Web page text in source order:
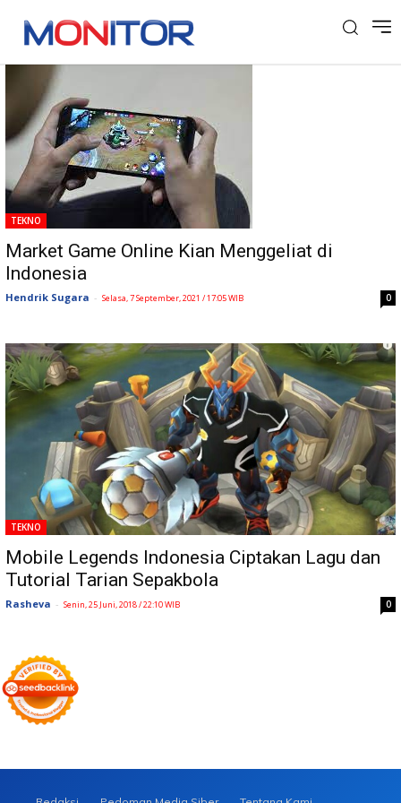
Tag: Mobile Legend
TEKNO
Market Game Online Kian Menggeliat di
Indonesia
Hendrik Sugara - Selasa, 7 September, 2021 / 17:05 WIB 0
TEKNO
Mobile Legends Indonesia Ciptakan Lagu dan
Tutorial Tarian Sepakbola
Rasheva - Senin, 25 Juni, 2018 / 22:10 WIB 0